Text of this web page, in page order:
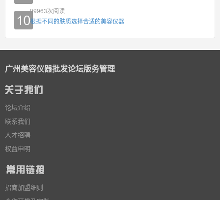
99963次阅读
根据不同的肤质选择合适的美容仪器
广州美容仪器批发论坛版务管理
论坛介绍
联系我们
人才招聘
权益申明
招商加盟细则